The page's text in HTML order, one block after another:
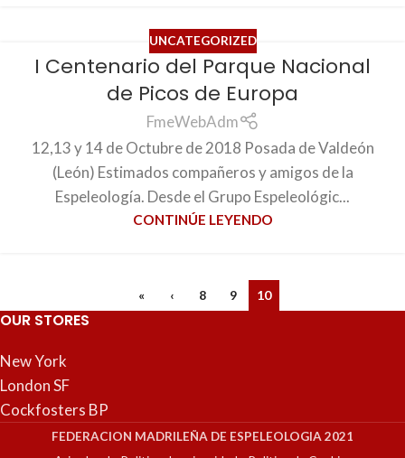
UNCATEGORIZED
I Centenario del Parque Nacional
de Picos de Europa
FmeWebAdm
12,13 y 14 de Octubre de 2018 Posada de Valdeón
(León) Estimados compañeros y amigos de la
Espeleología. Desde el Grupo Espeleológic...
CONTINÚE LEYENDO
« ‹ 8 9 10
OUR STORES
New York
London SF
Cockfosters BP
FEDERACION MADRILEÑA DE ESPELEOLOGIA 2021